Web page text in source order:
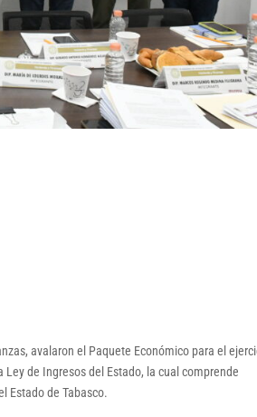
avalaron el Paquete Económico para el
de Ingresos del Estado, la cual comprende
Estado de Tabasco.